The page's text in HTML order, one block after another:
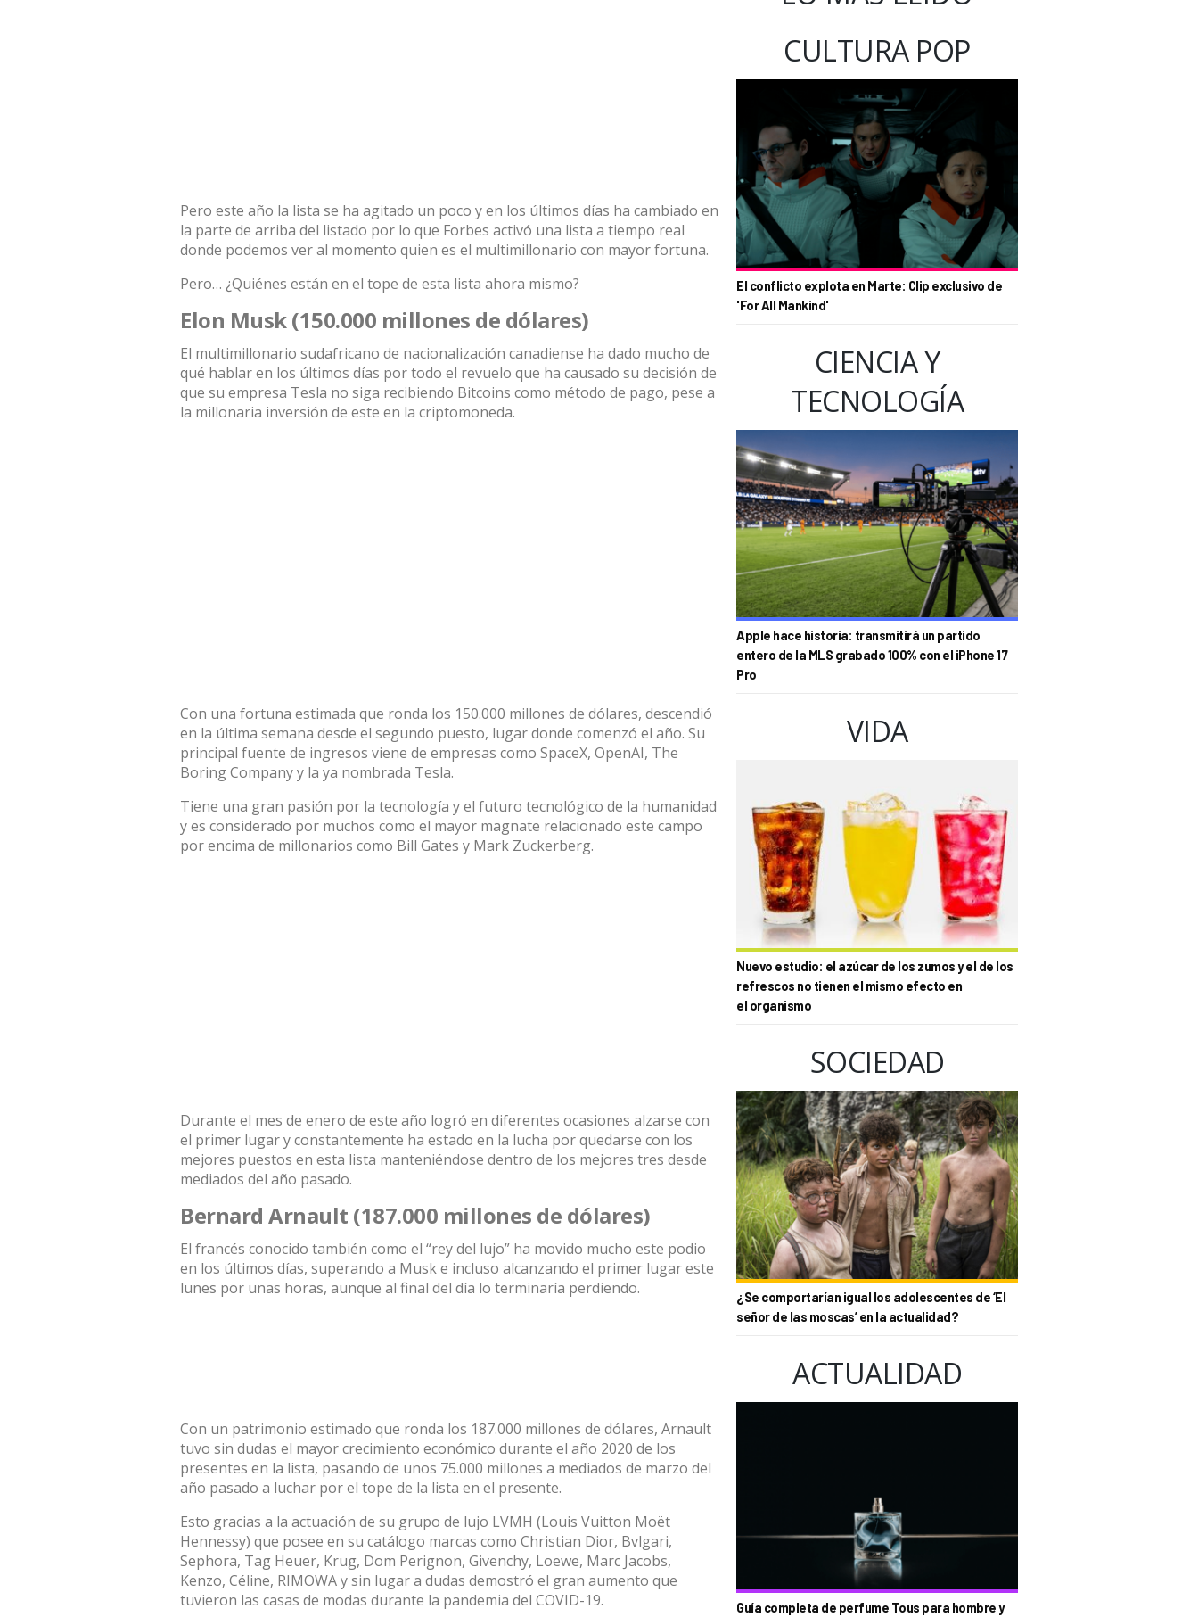
Pero este año la lista se ha agitado un poco y en los últimos días ha cambiado en
la parte de arriba del listado por lo que Forbes activó una lista a tiempo real
donde podemos ver al momento quien es el multimillonario con mayor fortuna.
Pero… ¿Quiénes están en el tope de esta lista ahora mismo?
Elon Musk (150.000 millones de dólares)
El multimillonario sudafricano de nacionalización canadiense ha dado mucho de
qué hablar en los últimos días por todo el revuelo que ha causado su decisión de
que su empresa Tesla no siga recibiendo Bitcoins como método de pago, pese a
la millonaria inversión de este en la criptomoneda.
Con una fortuna estimada que ronda los 150.000 millones de dólares, descendió
en la última semana desde el segundo puesto, lugar donde comenzó el año. Su
principal fuente de ingresos viene de empresas como SpaceX, OpenAI, The
Boring Company y la ya nombrada Tesla.
Tiene una gran pasión por la tecnología y el futuro tecnológico de la humanidad
y es considerado por muchos como el mayor magnate relacionado este campo
por encima de millonarios como Bill Gates y Mark Zuckerberg.
Durante el mes de enero de este año logró en diferentes ocasiones alzarse con
el primer lugar y constantemente ha estado en la lucha por quedarse con los
mejores puestos en esta lista manteniéndose dentro de los mejores tres desde
mediados del año pasado.
Bernard Arnault (187.000 millones de dólares)
El francés conocido también como el “rey del lujo” ha movido mucho este podio
en los últimos días, superando a Musk e incluso alcanzando el primer lugar este
lunes por unas horas, aunque al final del día lo terminaría perdiendo.
Con un patrimonio estimado que ronda los 187.000 millones de dólares, Arnault
tuvo sin dudas el mayor crecimiento económico durante el año 2020 de los
presentes en la lista, pasando de unos 75.000 millones a mediados de marzo del
año pasado a luchar por el tope de la lista en el presente.
Esto gracias a la actuación de su grupo de lujo LVMH (Louis Vuitton Moët
Hennessy) que posee en su catálogo marcas como Christian Dior, Bvlgari,
Sephora, Tag Heuer, Krug, Dom Perignon, Givenchy, Loewe, Marc Jacobs,
Kenzo, Céline, RIMOWA y sin lugar a dudas demostró el gran aumento que
tuvieron las casas de modas durante la pandemia del COVID-19.
CULTURA POP
El conflicto explota en Marte: Clip exclusivo de
'For All Mankind'
CIENCIA Y
TECNOLOGÍA
Apple hace historia: transmitirá un partido
entero de la MLS grabado 100% con el iPhone 17
Pro
VIDA
Nuevo estudio: el azúcar de los zumos y el de los
refrescos no tienen el mismo efecto en
el organismo
SOCIEDAD
¿Se comportarían igual los adolescentes de ‘El
señor de las moscas’ en la actualidad?
ACTUALIDAD
Guía completa de perfume Tous para hombre y